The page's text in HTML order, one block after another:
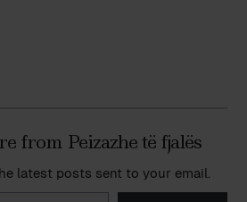
from Peizazhe të fjalës
latest posts sent to your email.